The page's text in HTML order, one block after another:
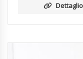
Dettaglio